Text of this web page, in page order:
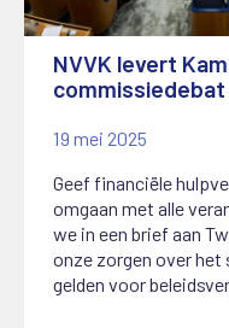
NVVK levert
19 mei 2025
Geef financiële
omgaan met alle
we in een brief aan
onze zorgen over
gelden voor